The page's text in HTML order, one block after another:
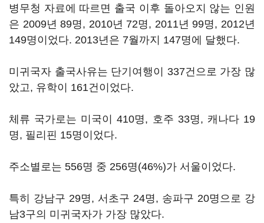
병무청 자료에 따르면 출국 이후 돌아오지 않는 인원
은 2009년 89명, 2010년 72명, 2011년 99명, 2012년
149명이었다. 2013년은 7월까지 147명에 달했다.
미귀국자 출국사유는 단기여행이 337건으로 가장 많
았고, 유학이 161건이었다.
체류 국가로는 미국이 410명, 호주 33명, 캐나다 19
명, 필리핀 15명이었다.
주소별로는 556명 중 256명(46%)가 서울이었다.
특히 강남구 29명, 서초구 24명, 송파구 20명으로 강
남3구의 미귀국자가 가장 많았다.